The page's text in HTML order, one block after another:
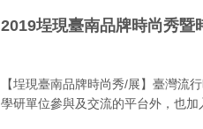
2019埕現臺南品牌時尚秀暨
【埕現臺南品牌時尚秀/展】臺灣流
學研單位參與及交流的平台外，也